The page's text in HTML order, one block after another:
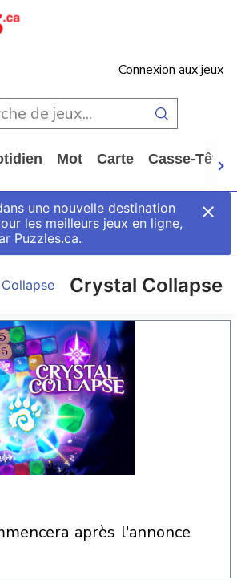
Connexion aux jeux
Mot Carte Casse-Tête
une nouvelle destination
les meilleurs jeux en ligne,
Puzzles.ca.
Crystal Collapse
après l'annonce